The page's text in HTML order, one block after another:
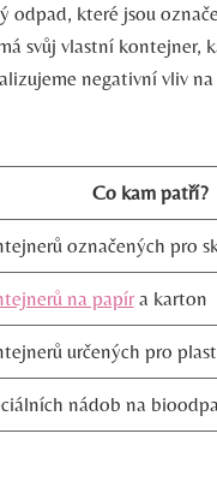
které jsou
svůj vlastní kontejner,
negativní vliv
Co kam patří?
označených pro
na papíra karton
určených pro
nádob na